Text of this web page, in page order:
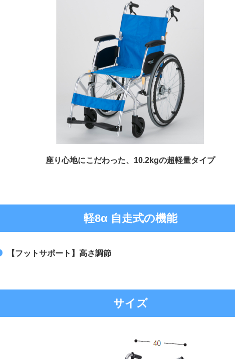
座り心地にこだわった、10.2kgの超軽量タイプ
軽8α 自走式の機能
【フットサポート】 高さ調節
サイズ